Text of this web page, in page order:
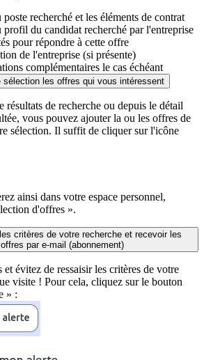
recherché et les éléments de contrat
profil du candidat recherché par l'entreprise
pour répondre à cette offre
de l'entreprise (si présente)
complémentaires le cas échéant
sélection les offres qui vous intéressent
résultats de recherche ou depuis le détail
vous pouvez ajouter la ou les offres de
sélection. Il suffit de cliquer sur l'icône
ainsi dans votre espace personnel,
d'offres ».
critères de votre recherche et recevoir les
offres par e-mail (abonnement)
et évitez de ressaisir les critères de votre
visite ! Pour cela, cliquez sur le bouton
» :